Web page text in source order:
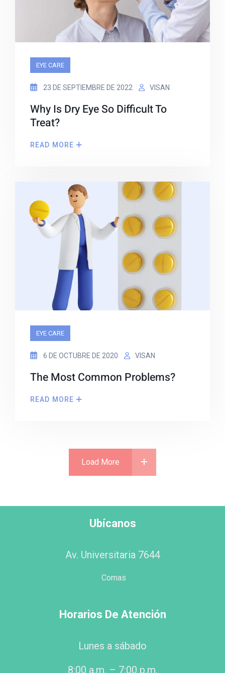
EYE CARE
23 DE SEPTIEMBRE DE 2022 VISAN
Why Is Dry Eye So Difficult To
Treat?
READ MORE
EYE CARE
6 DE OCTUBRE DE 2020 VISAN
The Most Common Problems?
READ MORE
Load More
Ubícanos
Av. Universitaria 7644
Comas
Horarios De Atención
Lunes a sábado
8:00 a.m. – 7:00 p.m.